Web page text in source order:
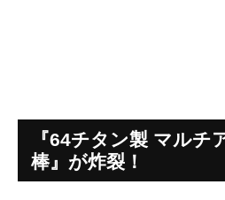
『64チタン製 マルチ
棒』が炸裂！